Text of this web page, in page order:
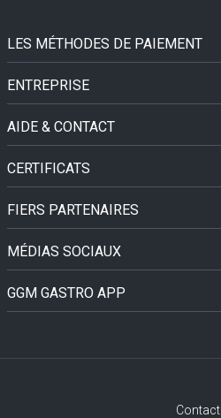
LES MÉTHODES DE PAIEMENT
ENTREPRISE
AIDE & CONTACT
CERTIFICATS
FIERS PARTENAIRES
MÉDIAS SOCIAUX
GGM GASTRO APP
Contact